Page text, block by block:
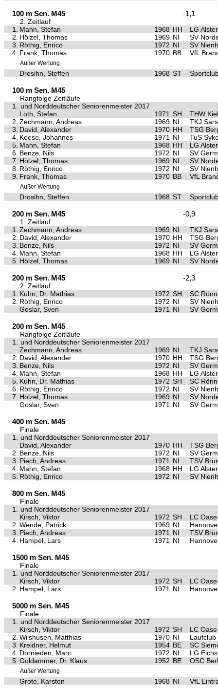
100 m Sen. M45 -1,1
2. Zeitlauf
1.
Mahn, Stefan 1968 HH
LG
2. Hölzel, Thomas 1969 NI
SV
3. Röthig, Enrico 1972 NI
SV
4. Frank, Thomas 1970 BB VfL
Außer Wertung
Drosihn, Steffen 1968 ST
100 m Sen. M45
Rangfolge Zeitläufe
1.
und Norddeutscher Seniorenmeister 2017
Loth, Stefan
1971 SH
THW Kiel
2. Zechmann, Andreas 1969 NI
TKJ
3. David, Alexander 1970 HH
TSG
4. Keese, Johannes 1971 NI
TuS
5. Mahn, Stefan 1968 HH
LG
6. Benze, Nils 1972 NI
SV
7. Hölzel, Thomas 1969 NI
SV
8. Röthig, Enrico 1972 NI
SV
9. Frank, Thomas 1970 BB VfL
Außer Wertung
Drosihn, Steffen 1968 ST
200 m Sen. M45 -0,9
1. Zeitlauf
1.
Zechmann, Andreas 1969 NI
TKJ
2. David, Alexander 1970 HH
TSG
3. Benze, Nils 1972 NI
SV
4. Mahn, Stefan 1968 HH
LG
5. Hölzel, Thomas 1969 NI SV
200 m Sen. M45 -2,3
2. Zeitlauf
1.
Kuhn, Dr. Mathias 1972 SH
SC
2. Röthig, Enrico 1972 NI
SV
Goslar, Sven
1971 NI SV
200 m Sen. M45
Rangfolge Zeitläufe
1.
und Norddeutscher Seniorenmeister 2017
Zechmann, Andreas
1969 NI
TKJ
2. David, Alexander 1970 HH
TSG
3. Benze, Nils 1972 NI
SV
4. Mahn, Stefan 1968 HH
LG
5. Kuhn, Dr. Mathias 1972 SH
SC
6. Röthig, Enrico 1972 NI
SV
7. Hölzel, Thomas 1969 NI
SV
Goslar, Sven
1971 NI SV
400 m Sen. M45
Finale
1.
und Norddeutscher Seniorenmeister 2017
David, Alexander
1970 HH
TSG
2. Benze, Nils 1972 NI
SV
3. Piech, Andreas 1971 NI
TSV
4. Mahn, Stefan 1968 HH
LG
5. Röthig, Enrico 1972 NI SV
800 m Sen. M45
Finale
1.
und Norddeutscher Seniorenmeister 2017
Kirsch, Viktor
1972 SH
LC
2. Wende, Patrick 1969 NI
3. Piech, Andreas 1971 NI
TSV
4. Hampel, Lars 1971 NI
1500 m Sen. M45
Finale
1.
und Norddeutscher Seniorenmeister 2017
Kirsch, Viktor
1972 SH
LC
2. Hampel, Lars 1971 NI
5000 m Sen. M45
Finale
1.
und Norddeutscher Seniorenmeister 2017
Kirsch, Viktor
1972 SH
LC
2. Wilshusen, Matthias 1970 NI
Laufclub
3. Kreidner, Helmut 1954 BE
SC
4. Dornieden, Marc 1972 NI
LG
5. Goldammer, Dr. Klaus 1952 BE OSC
Außer Wertung
Grote, Karsten 1968 NI VfL